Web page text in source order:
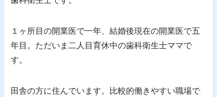
１ヶ所目の開業医で一年、結婚後現在の開業医で五
年目。ただいま二人目育休中の歯科衛生士ママで
す。
田舎の方に住んでいます。比較的働きやすい職場で